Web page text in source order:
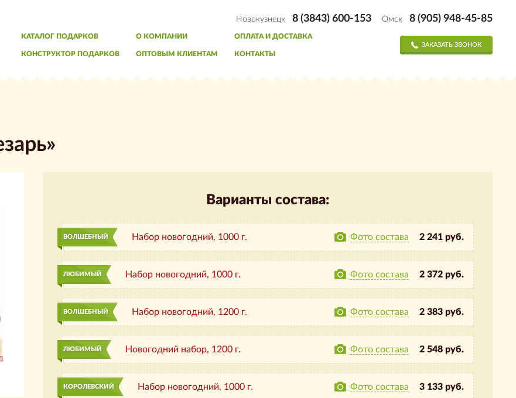
КАТАЛОГ ПОДАРКОВ
КОНСТРУКТОР ПОДАРКОВ
О КОМПАНИИ
ОПТОВЫМ КЛИЕНТАМ
ОПЛАТА И ДОСТАВКА
КОНТАКТЫ
Новокузнецк 8 (3843) 600-153 Омск 8 (905) 948-45-85
ЗАКАЗАТЬ ЗВОНОК
Варианты состава:
ВОЛШЕБНЫЙ Набор новогодний, 1000 г. 2 241 руб.
Фото состава
ЛЮБИМЫЙ Набор новогодний, 1000 г. 2 372 руб.
Фото состава
ВОЛШЕБНЫЙ Набор новогодний, 1200 г. 2 383 руб.
Фото состава
ЛЮБИМЫЙ Новогодний набор, 1200 г. 2 548 руб.
Фото состава
КОРОЛЕВСКИЙ Набор новогодний, 1000 г. 3 133 руб.
Фото состава